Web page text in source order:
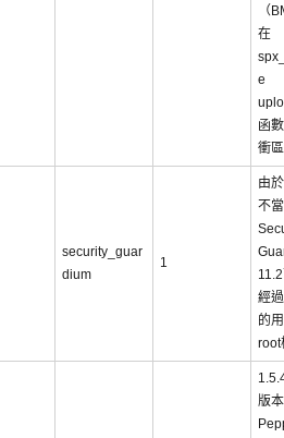
（
在
e
函
衝
security_guar
dium
1
由
不
經
的
root
版